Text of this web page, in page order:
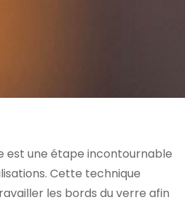
est une étape incontournable
Cette technique
les bords du verre afin